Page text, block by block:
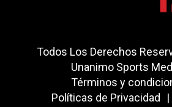
Todos Los Derechos
Unanimo Sports
Términos y
Políticas de Privacidad